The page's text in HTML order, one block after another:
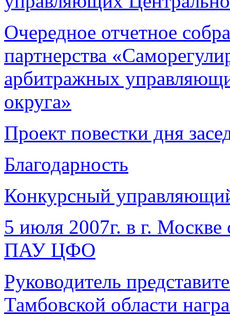
Очередное отчетное
партнерства
арбитражных
округа»
Проект повестки дня
Благодарность
Конкурсный
5 июля 2007г. в г. Москве
ПАУ ЦФО
Руководитель
Тамбовской области